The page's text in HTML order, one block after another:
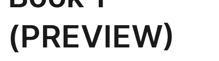
(PREVIEW)